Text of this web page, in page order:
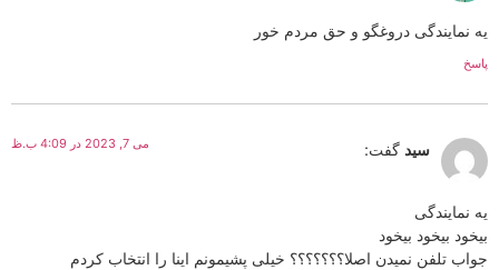
یه نمایندگی دروغگو و حق مردم خور
پاسخ
سید گفت: می 7, 2023 در 4:09 ب.ظ
یه نمایندگی
بیخود بیخود بیخود
جواب تلفن نمیدن اصلا؟؟؟؟؟؟؟ خیلی پشیمونم اینا را انتخاب کردم